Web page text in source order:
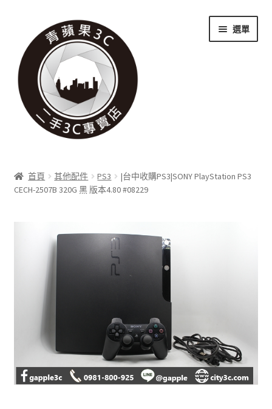
導
覽
列
主
要
內
容
選單
實體門市
科技新消息
首頁 其他配件 PS3
|台中收購PS3|SONY PlayStation PS3
CECH-2507B 320G 黑 版本4.80 #08229